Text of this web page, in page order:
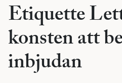
Etiquette
konsten att
inbjudan